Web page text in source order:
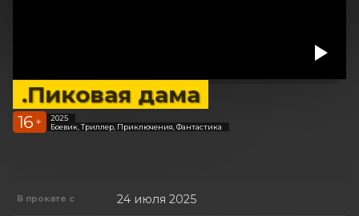
.Пиковая дама
16 +
2025
Боевик, Триллер, Приключения, Фантастика
В прокате с 24 июля 2025